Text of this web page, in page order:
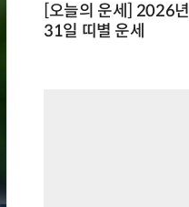
[오늘의 운세] 2026
31일 띠별 운세